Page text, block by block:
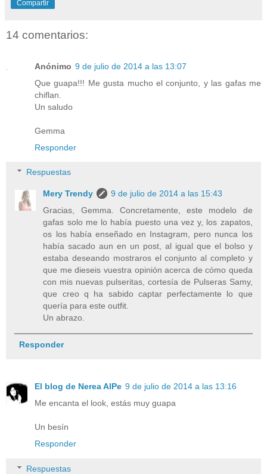
Compartir
14 comentarios:
Anónimo 9 de julio de 2014 a las 13:07
Que guapa!!! Me gusta mucho el conjunto, y las gafas me
chiflan.
Un saludo
Gemma
Responder
Respuestas
Mery Trendy
9 de julio de 2014 a las 15:43
Gracias, Gemma. Concretamente, este modelo de
gafas solo me lo había puesto una vez y, los zapatos,
os los había enseñado en Instagram, pero nunca los
había sacado aun en un post, al igual que el bolso y
estaba deseando mostraros el conjunto al completo y
que me dieseis vuestra opinión acerca de cómo queda
con mis nuevas pulseritas, cortesía de Pulseras Samy,
que creo q ha sabido captar perfectamente lo que
quería para este outfit.
Un abrazo.
Responder
El blog de Nerea AlPe 9 de julio de 2014 a las 13:16
Me encanta el look, estás muy guapa
Un besín
Responder
Respuestas